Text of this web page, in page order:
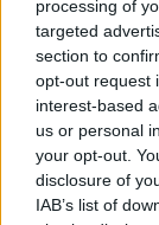
processing of
targeted
section to
opt-out request
interest-based
us or personal
your opt-out.
disclosure of
IAB’s list of
külföldi
világába